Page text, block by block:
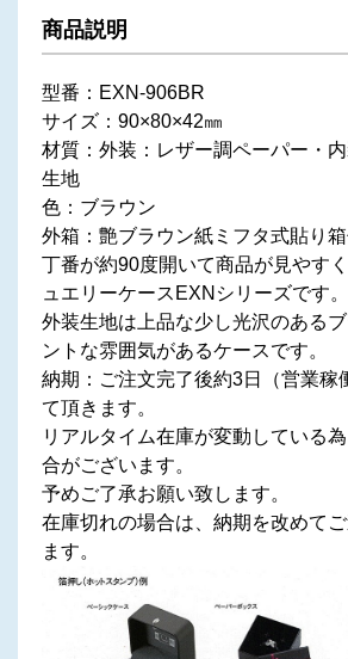
商品説明
型番：EXN-906BR
サイズ：90×80×42㎜
材質：外装：レザー調ペーパー・
生地
色：ブラウン
外箱：艶ブラウン紙ミフタ式貼り箱
丁番が約90度開いて商品が見やす
ュエリーケースEXNシリーズです。
外装生地は上品な少し光沢のある
ントな雰囲気があるケースです。
納期：ご注文完了後約3日（営業稼
て頂きます。
リアルタイム在庫が変動している
合がございます。
予めご了承お願い致します。
在庫切れの場合は、納期を改めて
ます。